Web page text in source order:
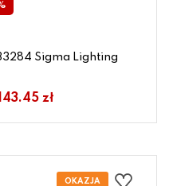
Sigma Lighting
143.45 zł